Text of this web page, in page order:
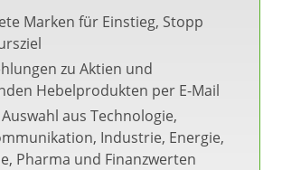
Marken für Einstieg, Stopp
zu Aktien und
Hebelprodukten per E-Mail
aus Technologie,
Industrie, Energie,
Pharma und Finanzwerten